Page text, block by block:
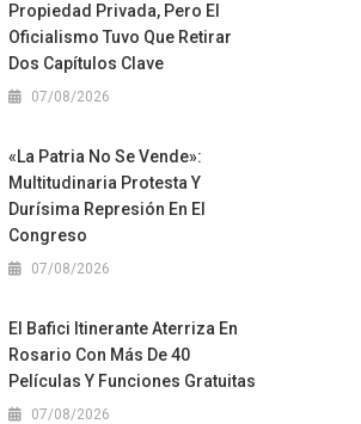
Propiedad Privada, Pero El
Oficialismo Tuvo Que Retirar
Dos Capítulos Clave
07/08/2026
«La Patria No Se Vende»:
Multitudinaria Protesta Y
Durísima Represión En El
Congreso
07/08/2026
El Bafici Itinerante Aterriza En
Rosario Con Más De 40
Películas Y Funciones Gratuitas
07/08/2026